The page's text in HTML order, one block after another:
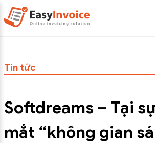
Tin tức
Softdreams – Tại
mắt “không gian